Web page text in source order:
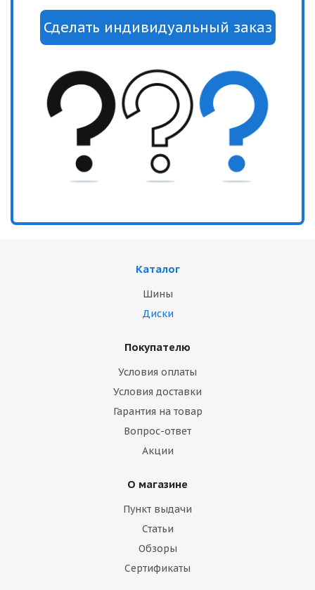
Каталог
Шины
Диски
Покупателю
Условия оплаты
Условия доставки
Гарантия на товар
Вопрос-ответ
Акции
О магазине
Пункт выдачи
Статьи
Обзоры
Сертификаты